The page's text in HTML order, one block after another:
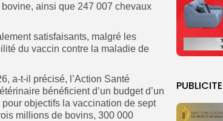
PUBLICITE
ainsi que 247 007 chevaux
satisfaisants, malgré les
du vaccin contre la maladie de
a-t-il précisé, l’Action Santé
bénéficient d’un budget d’un
objectifs la vaccination de sept
millions de bovins, 300 000